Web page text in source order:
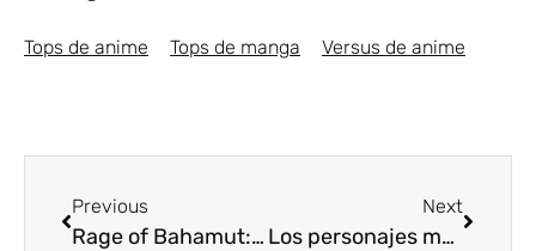
Tops de anime Tops de manga Versus de anime
Previous
Rage of Bahamut: Manaria Friends nuevo anime de Cygames Pictures
Next
Los personajes más débiles del anime [Top5]